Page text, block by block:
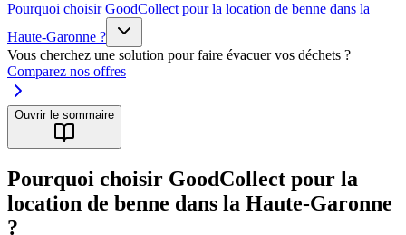
Pourquoi choisir GoodCollect pour la location de benne dans la
Haute-Garonne ?
Vous cherchez une solution pour faire évacuer vos déchets ?
Comparez nos offres
Ouvrir le sommaire
Pourquoi choisir GoodCollect pour la
location de benne dans la Haute-Garonne
?